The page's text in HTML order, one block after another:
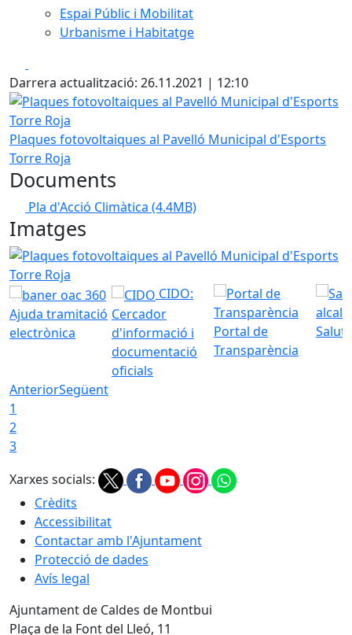
Espai Públic i Mobilitat
Urbanisme i Habitatge
Darrera actualització: 26.11.2021 | 12:10
Plaques fotovoltaiques al Pavelló Municipal d'Esports
Plaques fotovoltaiques al Pavelló Municipal d'Esports
Torre Roja
Documents
Pla d'Acció Climàtica (4.4MB)
Imatges
Plaques fotovoltaiques al Pavelló Municipal d'Esports
Ajuda tramitació
electrònica
CIDO:
Cercador
d'informació i
documentació
oficials
Portal de
Transparència
AnteriorSegüent
1
2
3
Xarxes socials:
Crèdits
Accessibilitat
Contactar amb l'Ajuntament
Protecció de dades
Avís legal
Ajuntament de Caldes de Montbui
Plaça de la Font del Lleó, 11